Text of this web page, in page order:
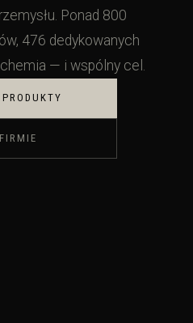
Ponad 800
476 dedykowanych
— i wspólny cel.